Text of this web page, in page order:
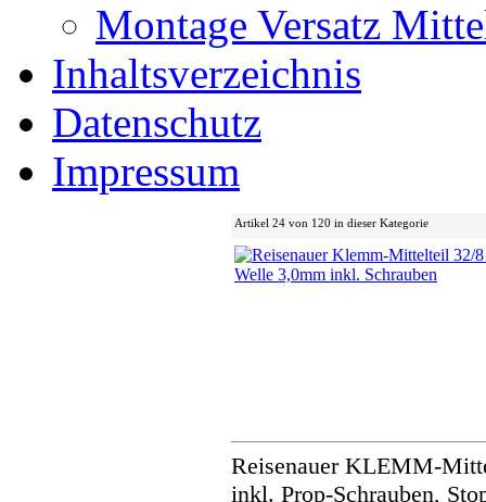
Montage Versatz
Inhaltsverzeichnis
Datenschutz
Impressum
Artikel 24 von 120 in dieser Kategorie
Reisenauer KLEMM-
inkl. Prop-Schrauben,